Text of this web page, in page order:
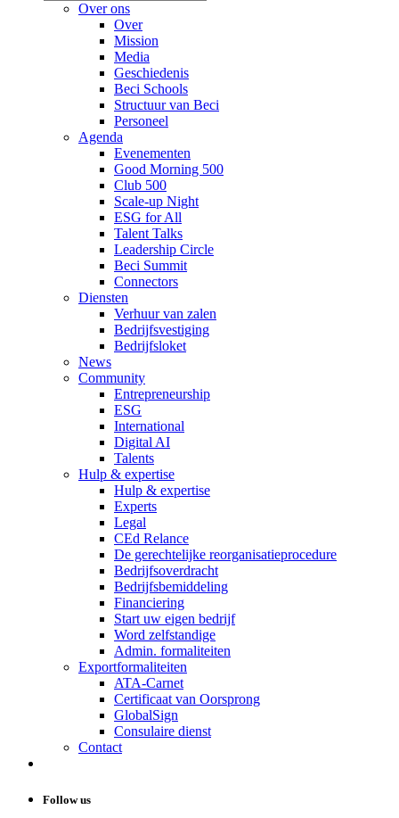
Over ons
Over
Mission
Media
Geschiedenis
Beci Schools
Structuur van Beci
Personeel
Agenda
Evenementen
Good Morning 500
Club 500
Scale-up Night
ESG for All
Talent Talks
Leadership Circle
Beci Summit
Connectors
Diensten
Verhuur van zalen
Bedrijfsvestiging
Bedrijfsloket
News
Community
Entrepreneurship
ESG
International
Digital AI
Talents
Hulp & expertise
Hulp & expertise
Experts
Legal
CEd Relance
De gerechtelijke reorganisatieprocedure
Bedrijfsoverdracht
Bedrijfsbemiddeling
Financiering
Start uw eigen bedrijf
Word zelfstandige
Admin. formaliteiten
Exportformaliteiten
ATA-Carnet
Certificaat van Oorsprong
GlobalSign
Consulaire dienst
Contact
Follow us